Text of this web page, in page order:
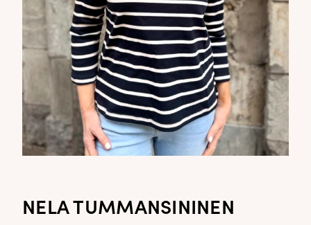
NELA TUMMANSININEN